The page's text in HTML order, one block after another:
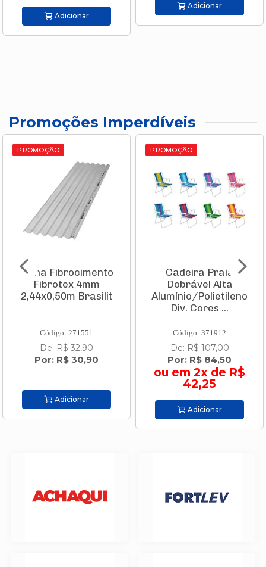
Adicionar
Adicionar
Promoções Imperdíveis
PROMOÇÃO
Telha Fibrocimento
Fibrotex 4mm
2,44x0,50m Brasilit
Código: 271551
De: R$ 32,90
Por: R$ 30,90
Adicionar
PROMOÇÃO
Cadeira Praia
Dobrável Alta
Alumínio/Polietileno
Div. Cores ...
Código: 371912
De: R$ 107,00
Por: R$ 84,50
ou em 2x de R$
42,25
Adicionar